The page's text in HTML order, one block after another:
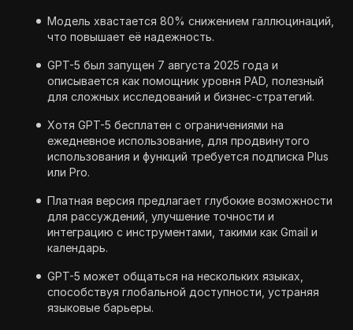
Модель хвастается 80% снижением галлюцинаций,
что повышает её надежность.
GPT-5 был запущен 7 августа 2025 года и
описывается как помощник уровня PAD, полезный
для сложных исследований и бизнес-стратегий.
Хотя GPT-5 бесплатен с ограничениями на
ежедневное использование, для продвинутого
использования и функций требуется подписка Plus
или Pro.
Платная версия предлагает глубокие возможности
для рассуждений, улучшение точности и
интеграцию с инструментами, такими как Gmail и
календарь.
GPT-5 может общаться на нескольких языках,
способствуя глобальной доступности, устраняя
языковые барьеры.